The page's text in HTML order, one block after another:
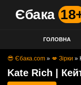
Єбака
ГОЛОВНА
😎 Єбака.com » 💋 Зірки »
Kate Rich |